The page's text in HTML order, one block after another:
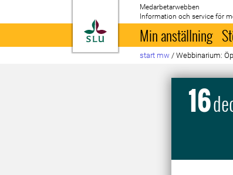
Till startsida
Medarbetarwebben
Information och service för
Min anställning
start mw / Webbinarium:
16